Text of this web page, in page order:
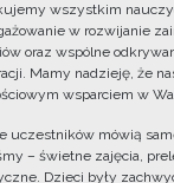
wszystkim
w rozwijanie
oraz wspólne
Mamy nadzieję, że
wsparciem w
uczestników mówią
– świetne zajęcia,
Dzieci były